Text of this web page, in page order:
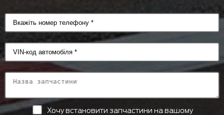
Хочу встановити запчастини на вашому